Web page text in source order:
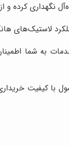
کرده و
لاستیک‌های
به شما
با کیفیت